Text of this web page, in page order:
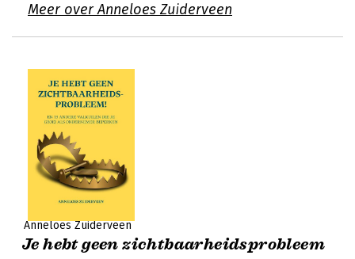
Meer over Anneloes Zuiderveen
Anneloes Zuiderveen
Je hebt geen zichtbaarheidsprobleem